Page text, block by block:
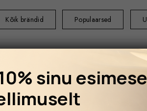
Kõik brändid Populaarsed
sinu